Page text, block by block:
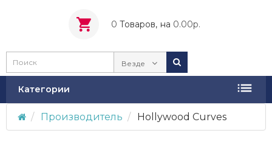
0 Tоваров, на 0.00р.
Везде
Категории
Производитель Hollywood Curves